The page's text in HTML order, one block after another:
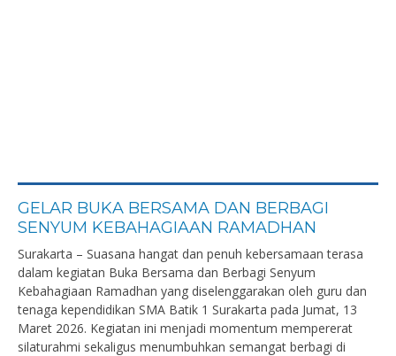
GELAR BUKA BERSAMA DAN BERBAGI
SENYUM KEBAHAGIAAN RAMADHAN
Surakarta – Suasana hangat dan penuh kebersamaan terasa
dalam kegiatan Buka Bersama dan Berbagi Senyum
Kebahagiaan Ramadhan yang diselenggarakan oleh guru dan
tenaga kependidikan SMA Batik 1 Surakarta pada Jumat, 13
Maret 2026. Kegiatan ini menjadi momentum mempererat
silaturahmi sekaligus menumbuhkan semangat berbagi di